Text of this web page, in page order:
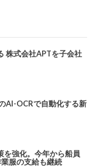
株式会社APTを子会社
AI-OCRで自動化する新
を強化。今年から船員
服の支給も継続